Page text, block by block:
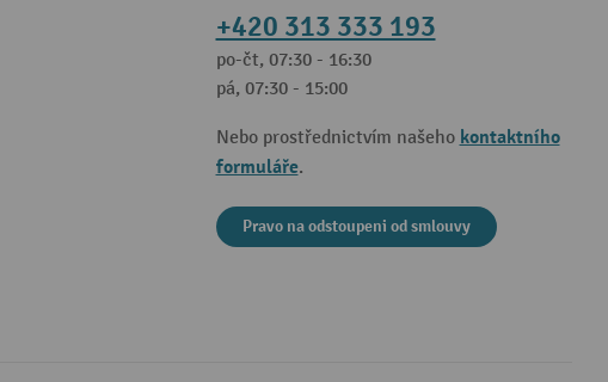
+420 313 333 193
po-čt, 07:30 - 16:30
pá, 07:30 - 15:00
Nebo prostřednictvím našeho kontaktního
formuláře.
Pravo na odstoupeni od smlouvy